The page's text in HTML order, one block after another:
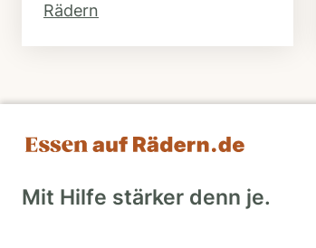
Rädern
Mit Hilfe stärker denn je.